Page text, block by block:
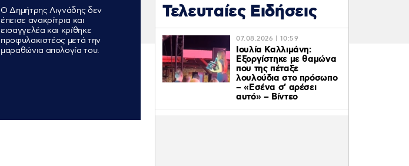
Ο Δημήτρης Λιγνάδης δεν
έπεισε ανακρίτρια και
εισαγγελέα και κρίθηκε
προφυλακιστέος μετά την
μαραθώνια απολογία του.
Τελευταίες Ειδήσεις
07.08.2026 | 10:59
Ιουλία Καλλιμάνη:
Εξοργίστηκε με θαμώνα
που της πέταξε
λουλούδια στο πρόσωπο
– «Εσένα σ’ αρέσει
αυτό» – Βίντεο